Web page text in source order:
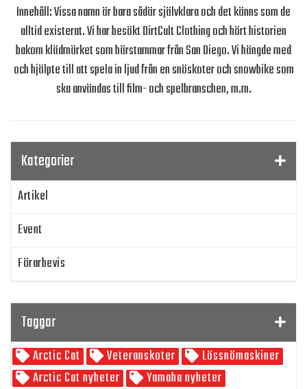
Innehåll: Vissa namn är bara sådär självklara och det känns som de
alltid existerat. Vi har besökt DirtCult Clothing och hört historien
bakom klädmärket som härstammar från San Diego. Vi hängde med
och hjälpte till att spela in ljud från en snöskoter och snowbike som
ska användas till film- och spelbranschen, m.m.
Kategorier
Artikel
Event
Förarbevis
SnowRider TV
Skoterpodden
Taggar
Arctic Cat Veteranskoter
Lössnömaskiner
Arctic Cat nyheter
Yamaha nyheter